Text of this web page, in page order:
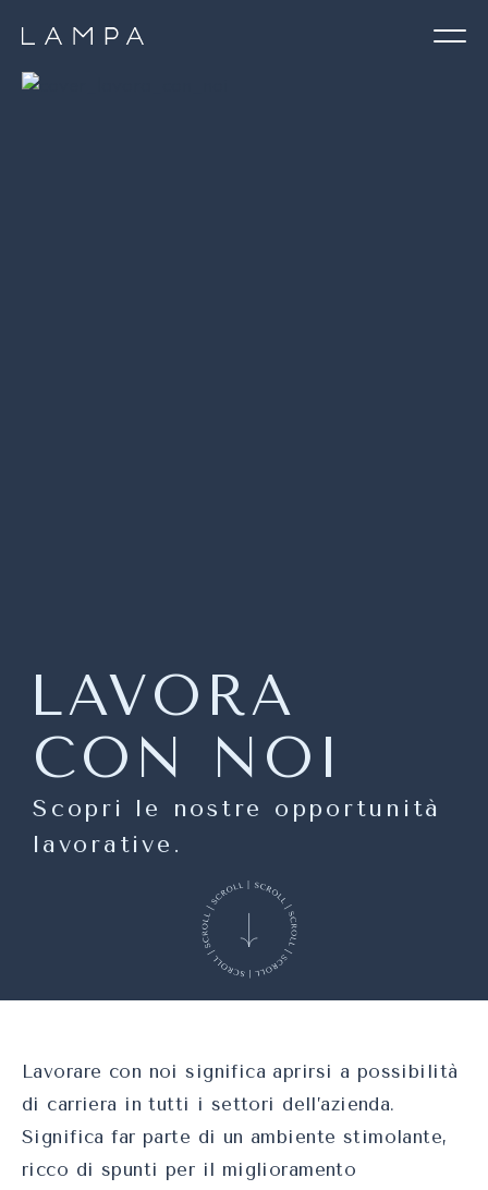
LAVORA
CON NOI
Scopri le nostre opportunità
lavorative.
Lavorare con noi significa aprirsi a possibilità
di carriera in tutti i settori dell’azienda.
Significa far parte di un ambiente stimolante,
ricco di spunti per il miglioramento